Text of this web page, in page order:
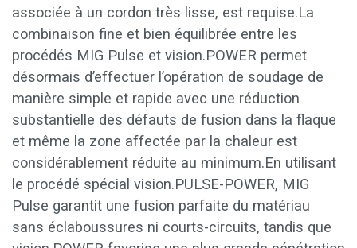
associée à un cordon très lisse, est requise.La
combinaison fine et bien équilibrée entre les
procédés MIG Pulse et vision.POWER permet
désormais d’effectuer l’opération de soudage de
manière simple et rapide avec une réduction
substantielle des défauts de fusion dans la flaque
et même la zone affectée par la chaleur est
considérablement réduite au minimum.En utilisant
le procédé spécial vision.PULSE-POWER, MIG
Pulse garantit une fusion parfaite du matériau
sans éclaboussures ni courts-circuits, tandis que